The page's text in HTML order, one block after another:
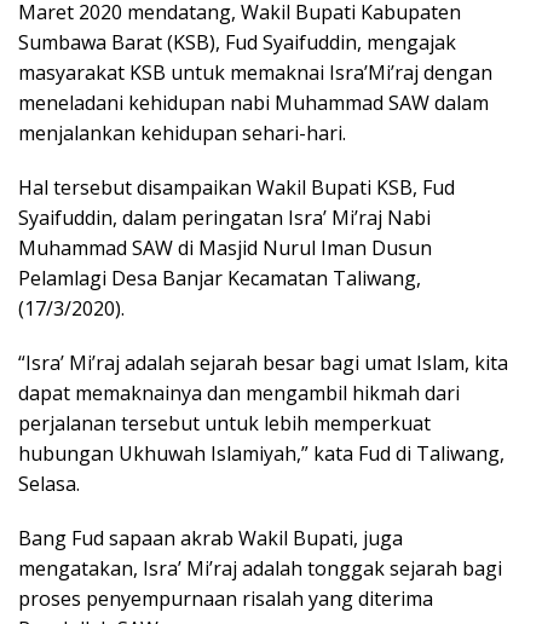
Maret 2020 mendatang, Wakil Bupati Kabupaten
Sumbawa Barat (KSB), Fud Syaifuddin, mengajak
masyarakat KSB untuk memaknai Isra’Mi’raj dengan
meneladani kehidupan nabi Muhammad SAW dalam
menjalankan kehidupan sehari-hari.
Hal tersebut disampaikan Wakil Bupati KSB, Fud
Syaifuddin, dalam peringatan Isra’ Mi’raj Nabi
Muhammad SAW di Masjid Nurul Iman Dusun
Pelamlagi Desa Banjar Kecamatan Taliwang,
(17/3/2020).
“Isra’ Mi’raj adalah sejarah besar bagi umat Islam, kita
dapat memaknainya dan mengambil hikmah dari
perjalanan tersebut untuk lebih memperkuat
hubungan Ukhuwah Islamiyah,” kata Fud di Taliwang,
Selasa.
Bang Fud sapaan akrab Wakil Bupati, juga
mengatakan, Isra’ Mi’raj adalah tonggak sejarah bagi
proses penyempurnaan risalah yang diterima